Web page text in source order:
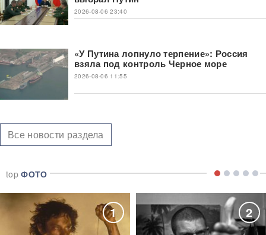
2026-08-06 23:40
«У Путина лопнуло терпение»: Россия
взяла под контроль Черное море
2026-08-06 11:55
Все новости раздела
topФОТО
1 2